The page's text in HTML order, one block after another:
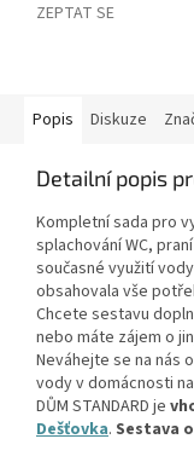
ZEPTAT SE
Popis Diskuze
Detailní popis
Kompletní sada pro
splachování WC,
současné využití
obsahovala vše
Chcete sestavu
nebo máte zájem o
Neváhejte se na nás
vody v domácnosti
DŮM STANDARD je
Dešťovka. Sestava